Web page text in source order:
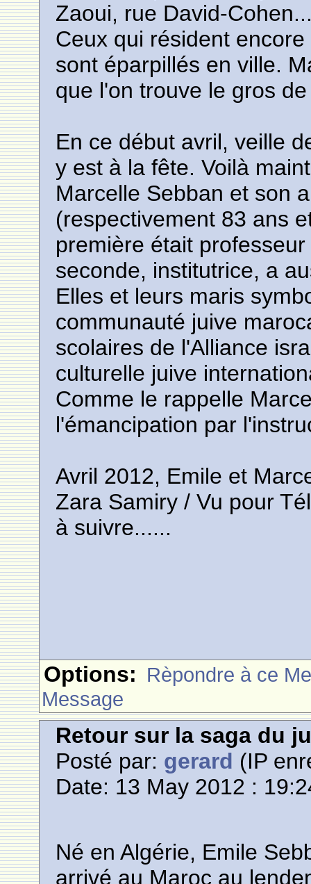
Zaoui, rue David-
Ceux qui résident
sont éparpillés en ville.
que l'on trouve le gros
En ce début avril, veille
y est à la fête. Voilà
Marcelle Sebban et son
(respectivement 83 ans
première était
seconde, institutrice, a
Elles et leurs maris
communauté juive
scolaires de l'Alliance
culturelle juive
Comme le rappelle
l'émancipation par
Avril 2012, Emile et
Zara Samiry / Vu pour
à suivre......
Options: Rèpondre à ce
Message
Retour sur la saga du
Posté par: gerard (IP
Date: 13 May 2012 :
Né en Algérie, Emile
arrivé au Maroc au